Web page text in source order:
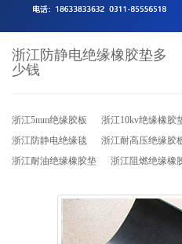
浙江防静电绝缘橡胶垫多
少钱
浙江5mm绝缘胶板 浙江10kv绝缘橡胶
浙江防静电绝缘毯
浙江耐高压绝缘胶
浙江耐油绝缘橡胶垫
浙江阻燃绝缘橡